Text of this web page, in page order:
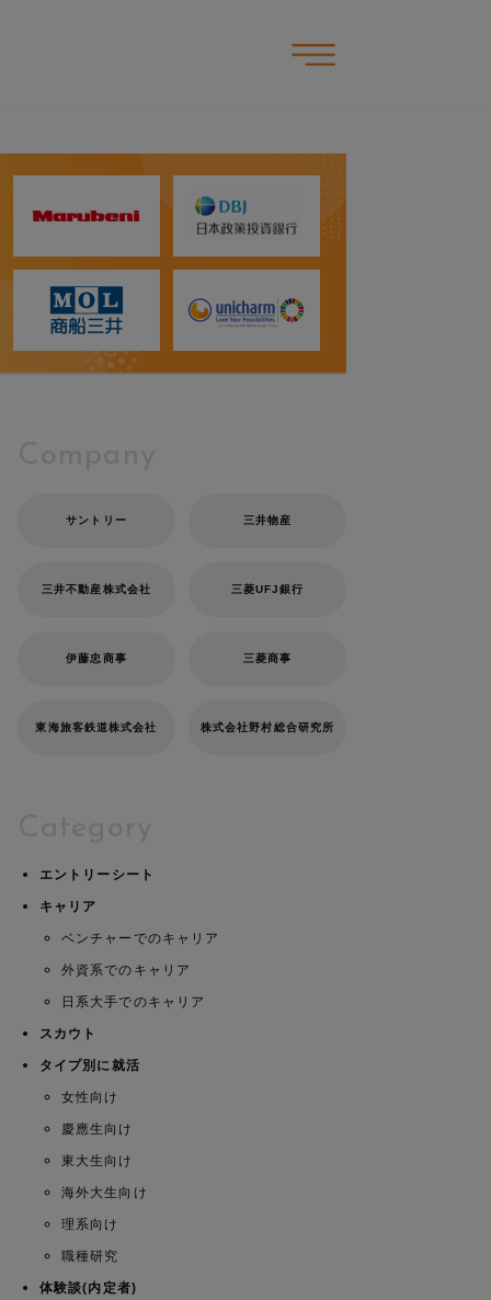
サントリー 三井物産
三井不動産株式会社 三菱UFJ銀行
伊藤忠商事 三菱商事
東海旅客鉄道株式会社 株式会社野村総合研究所
エントリーシート
キャリア
ベンチャーでのキャリア
外資系でのキャリア
日系大手でのキャリア
スカウト
タイプ別に就活
女性向け
慶應生向け
東大生向け
海外大生向け
理系向け
職種研究
体験談(内定者)